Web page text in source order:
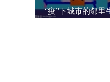
“疫”下城市的邻里